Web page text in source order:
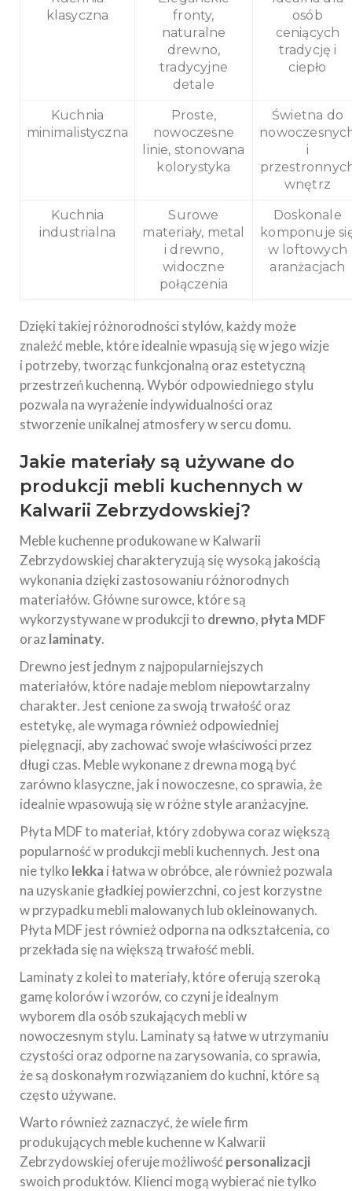
klasyczna
fronty,
naturalne
drewno,
tradycyjne
detale
osób
ceniących
tradycję i
ciepło
Kuchnia
minimalistyczna
Proste,
nowoczesne
linie, stonowana
kolorystyka
Świetna do
i
wnętrz
Kuchnia
industrialna
Surowe
materiały, metal
i drewno,
widoczne
połączenia
Doskonale
komponuje
w loftowych
aranżacjach
Dzięki takiej różnorodności stylów, każdy może
znaleźć meble, które idealnie wpasują się w jego wizje
i potrzeby, tworząc funkcjonalną oraz estetyczną
przestrzeń kuchenną. Wybór odpowiedniego stylu
pozwala na wyrażenie indywidualności oraz
stworzenie unikalnej atmosfery w sercu domu.
Jakie materiały są używane do
produkcji mebli kuchennych w
Kalwarii Zebrzydowskiej?
Meble kuchenne produkowane w Kalwarii
Zebrzydowskiej charakteryzują się wysoką jakością
wykonania dzięki zastosowaniu różnorodnych
materiałów. Główne surowce, które są
wykorzystywane w produkcji to drewno, płyta MDF
oraz laminaty.
Drewno jest jednym z najpopularniejszych
materiałów, które nadaje meblom niepowtarzalny
charakter. Jest cenione za swoją trwałość oraz
estetykę, ale wymaga również odpowiedniej
pielęgnacji, aby zachować swoje właściwości przez
długi czas. Meble wykonane z drewna mogą być
zarówno klasyczne, jak i nowoczesne, co sprawia, że
idealnie wpasowują się w różne style aranżacyjne.
Płyta MDF to materiał, który zdobywa coraz większą
popularność w produkcji mebli kuchennych. Jest ona
nie tylko lekkai łatwa w obróbce, ale również pozwala
na uzyskanie gładkiej powierzchni, co jest korzystne
w przypadku mebli malowanych lub okleinowanych.
Płyta MDF jest również odporna na odkształcenia, co
przekłada się na większą trwałość mebli.
Laminaty z kolei to materiały, które oferują szeroką
gamę kolorów i wzorów, co czyni je idealnym
wyborem dla osób szukających mebli w
nowoczesnym stylu. Laminaty są łatwe w utrzymaniu
czystości oraz odporne na zarysowania, co sprawia,
że są doskonałym rozwiązaniem do kuchni, które są
często używane.
Warto również zaznaczyć, że wiele firm
produkujących meble kuchenne w Kalwarii
Zebrzydowskiej oferuje możliwośćpersonalizacji
swoich produktów. Klienci mogą wybierać nie tylko